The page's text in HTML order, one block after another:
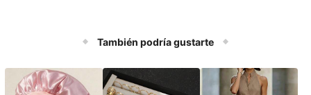
También podría gustarte